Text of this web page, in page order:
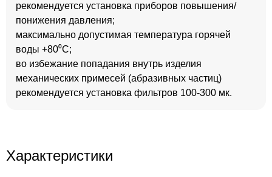
рекомендуется установка приборов повышения/
понижения давления;
максимально допустимая температура горячей
воды +80⁰С;
во избежание попадания внутрь изделия
механических примесей (абразивных частиц)
рекомендуется установка фильтров 100-300 мк.
Характеристики